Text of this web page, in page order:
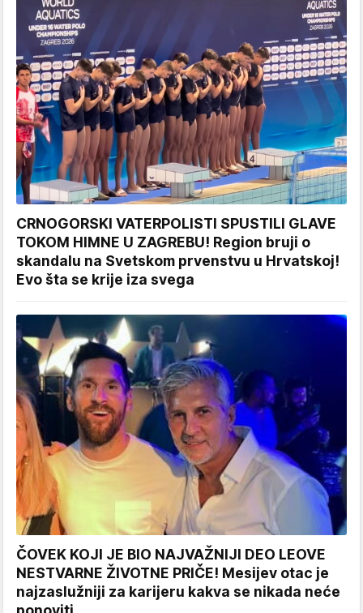
CRNOGORSKI VATERPOLISTI SPUSTILI GLAVE
TOKOM HIMNE U ZAGREBU! Region bruji o
skandalu na Svetskom prvenstvu u Hrvatskoj!
Evo šta se krije iza svega
ČOVEK KOJI JE BIO NAJVAŽNIJI DEO LEOVE
NESTVARNE ŽIVOTNE PRIČE! Mesijev otac je
najzaslužniji za karijeru kakva se nikada neće